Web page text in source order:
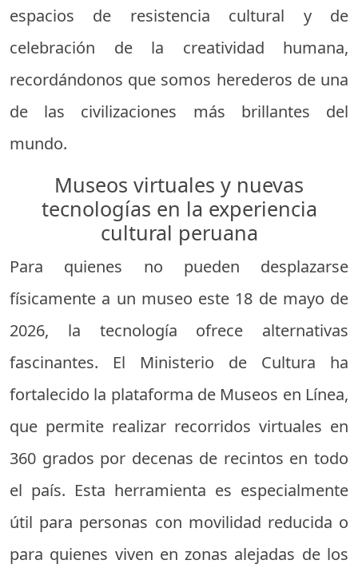
espacios de resistencia cultural y de
celebración de la creatividad humana,
recordándonos que somos herederos de una
de las civilizaciones más brillantes del
mundo.
Museos virtuales y nuevas
tecnologías en la experiencia
cultural peruana
Para quienes no pueden desplazarse
físicamente a un museo este 18 de mayo de
2026, la tecnología ofrece alternativas
fascinantes. El Ministerio de Cultura ha
fortalecido la plataforma de Museos en Línea,
que permite realizar recorridos virtuales en
360 grados por decenas de recintos en todo
el país. Esta herramienta es especialmente
útil para personas con movilidad reducida o
para quienes viven en zonas alejadas de los